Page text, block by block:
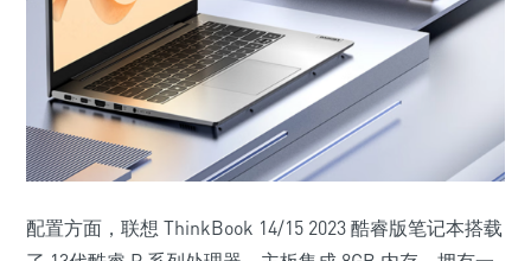
配置方面，联想 ThinkBook 14/15 2023 酷睿版笔记本搭载